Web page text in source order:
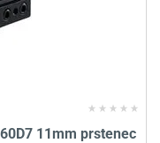
11mm prstenec